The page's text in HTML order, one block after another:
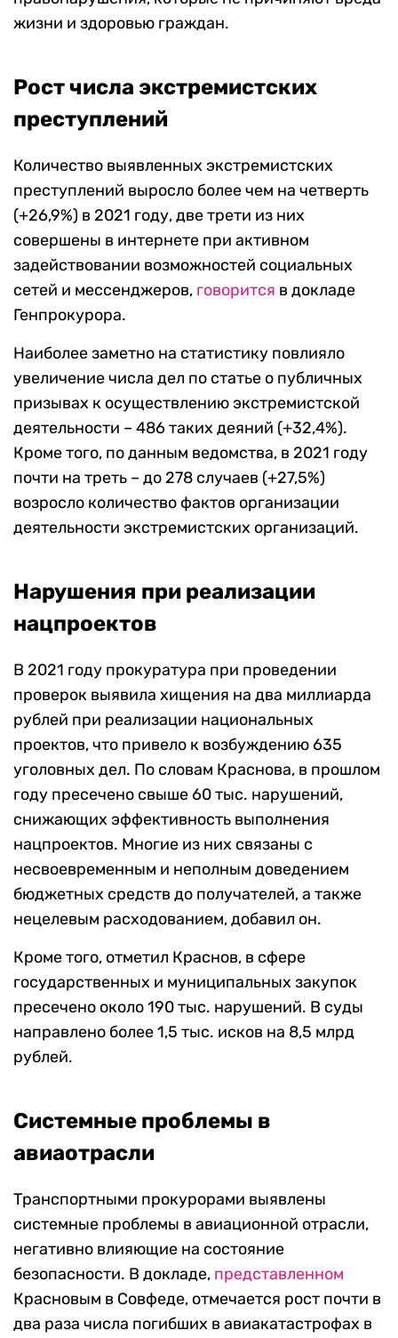
жизни и здоровью граждан.
Рост числа экстремистских
преступлений
Количество выявленных экстремистских
преступлений выросло более чем на четверть
(+26,9%) в 2021 году, две трети из них
совершены в интернете при активном
задействовании возможностей социальных
сетей и мессенджеров, говорится в докладе
Генпрокурора.
Наиболее заметно на статистику повлияло
увеличение числа дел по статье о публичных
призывах к осуществлению экстремистской
деятельности – 486 таких деяний (+32,4%).
Кроме того, по данным ведомства, в 2021 году
почти на треть – до 278 случаев (+27,5%)
возросло количество фактов организации
деятельности экстремистских организаций.
Нарушения при реализации
нацпроектов
В 2021 году прокуратура при проведении
проверок выявила хищения на два миллиарда
рублей при реализации национальных
проектов, что привело к возбуждению 635
уголовных дел. По словам Краснова, в прошлом
году пресечено свыше 60 тыс. нарушений,
снижающих эффективность выполнения
нацпроектов. Многие из них связаны с
несвоевременным и неполным доведением
бюджетных средств до получателей, а также
нецелевым расходованием, добавил он.
Кроме того, отметил Краснов, в сфере
государственных и муниципальных закупок
пресечено около 190 тыс. нарушений. В суды
направлено более 1,5 тыс. исков на 8,5 млрд
рублей.
Системные проблемы в
авиаотрасли
Транспортными прокурорами выявлены
системные проблемы в авиационной отрасли,
негативно влияющие на состояние
безопасности. В докладе, представленном
Красновым в Совфеде, отмечается рост почти в
два раза числа погибших в авиакатастрофах в